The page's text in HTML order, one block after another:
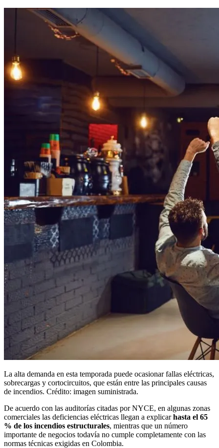
La alta demanda en esta temporada puede ocasionar fallas eléctricas,
sobrecargas y cortocircuitos, que están entre las principales causas
de incendios. Crédito: imagen suministrada.
De acuerdo con las auditorías citadas por NYCE, en algunas zonas
comerciales las deficiencias eléctricas llegan a explicarhasta el 65
% de los incendios estructurales, mientras que un número
importante de negocios todavía no cumple completamente con las
normas técnicas exigidas en Colombia.